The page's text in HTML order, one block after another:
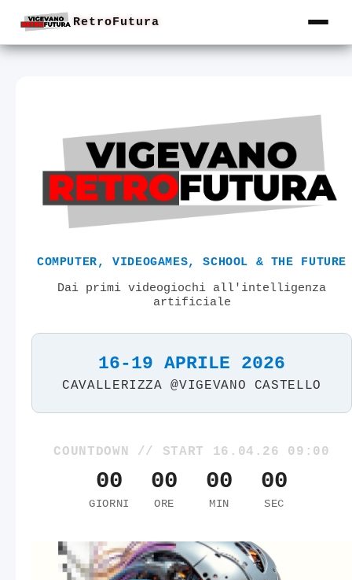
RetroFutura
COMPUTER, VIDEOGAMES, SCHOOL & THE FUTURE
Dai primi videogiochi all'intelligenza
artificiale
16-19 APRILE 2026
CAVALLERIZZA @VIGEVANO CASTELLO
COUNTDOWN // START 16.04.26 09:00
00
GIORNI
00
ORE
00
MIN
00
SEC